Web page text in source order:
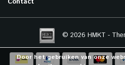
© 2026 HMKT -
Door het gebruiken van onze